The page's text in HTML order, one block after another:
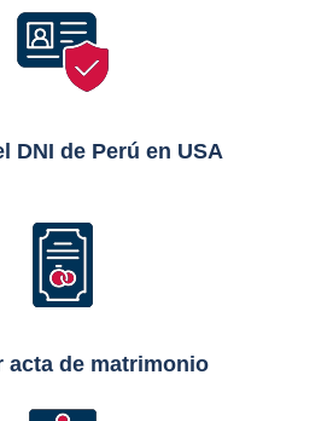
DNI de Perú en USA
acta de matrimonio